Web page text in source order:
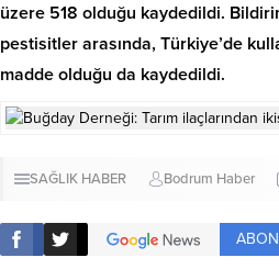
üzere 518 olduğu kaydedildi.
pestisitler arasında, Türkiye’de
madde olduğu da kaydedildi.
SAĞLIK HABER Bodrum Haber